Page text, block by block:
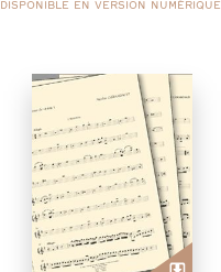
DISPONIBLE EN VERSION NUMÉRIQUE